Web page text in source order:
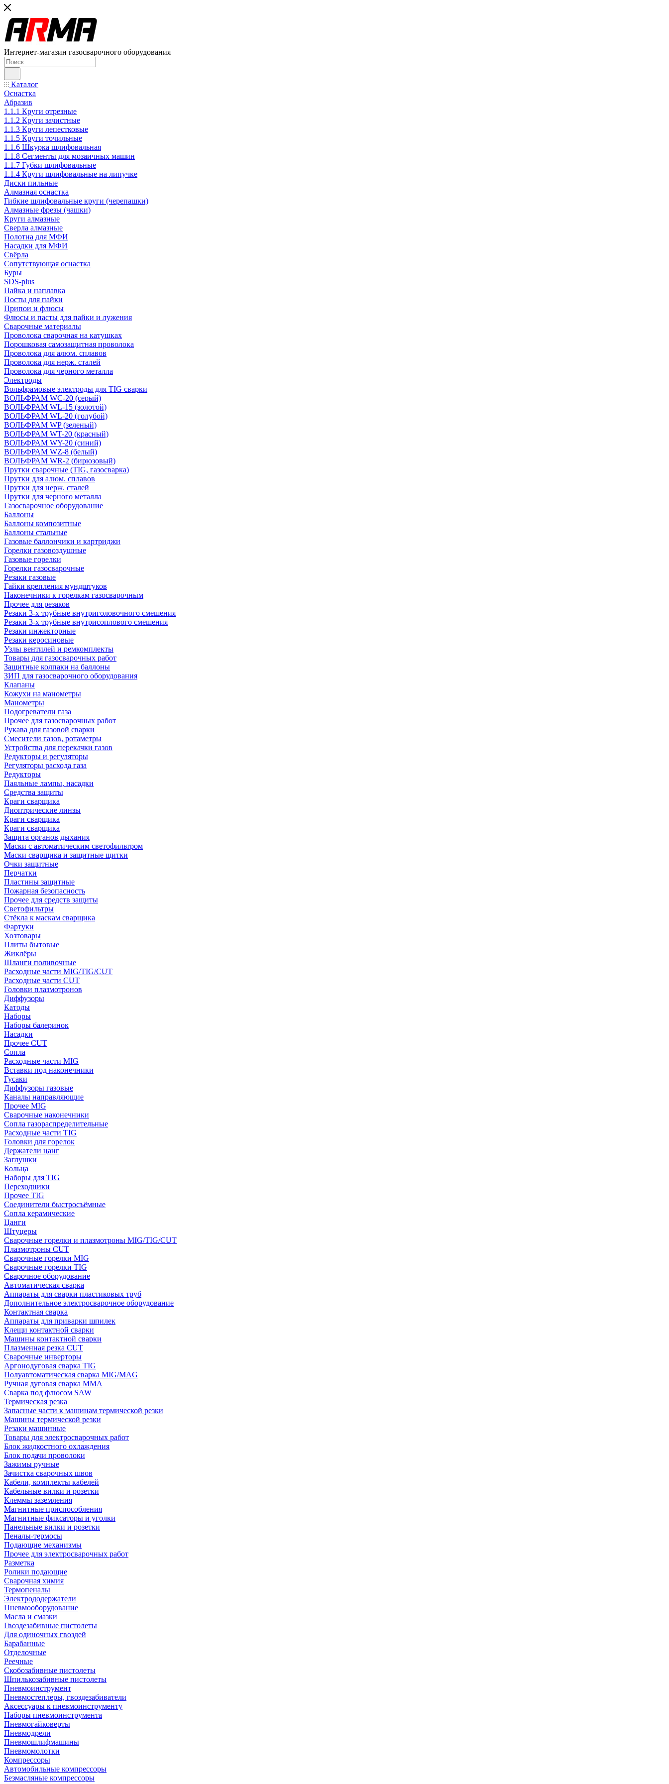
Интернет-магазин газосварочного оборудования
Каталог
Оснастка
Абразив
1.1.1 Круги отрезные
1.1.2 Круги зачистные
1.1.3 Круги лепестковые
1.1.5 Круги точильные
1.1.6 Шкурка шлифовальная
1.1.8 Сегменты для мозаичных машин
1.1.7 Губки шлифовальные
1.1.4 Круги шлифовальные на липучке
Диски пильные
Алмазная оснастка
Гибкие шлифовальные круги (черепашки)
Алмазные фрезы (чашки)
Круги алмазные
Сверла алмазные
Полотна для МФИ
Насадки для МФИ
Свёрла
Сопутствующая оснастка
Буры
SDS-plus
Пайка и наплавка
Посты для пайки
Припои и флюсы
Флюсы и пасты для пайки и лужения
Сварочные материалы
Проволока сварочная на катушках
Порошковая самозащитная проволока
Проволока для алюм. сплавов
Проволока для нерж. сталей
Проволока для черного металла
Электроды
Вольфрамовые электроды для TIG сварки
ВОЛЬФРАМ WC-20 (серый)
ВОЛЬФРАМ WL-15 (золотой)
ВОЛЬФРАМ WL-20 (голубой)
ВОЛЬФРАМ WP (зеленый)
ВОЛЬФРАМ WT-20 (красный)
ВОЛЬФРАМ WY-20 (синий)
ВОЛЬФРАМ WZ-8 (белый)
ВОЛЬФРАМ WR-2 (бирюзовый)
Прутки сварочные (TIG, газосварка)
Прутки для алюм. сплавов
Прутки для нерж. сталей
Прутки для черного металла
Газосварочное оборудование
Баллоны
Баллоны композитные
Баллоны стальные
Газовые баллончики и картриджи
Горелки газовоздушные
Газовые горелки
Горелки газосварочные
Резаки газовые
Гайки крепления мундштуков
Наконечники к горелкам газосварочным
Прочее для резаков
Резаки 3-х трубные внутриголовочного смешения
Резаки 3-х трубные внутрисоплового смешения
Резаки инжекторные
Резаки керосиновые
Узлы вентилей и ремкомплекты
Товары для газосварочных работ
Защитные колпаки на баллоны
ЗИП для газосварочного оборудования
Клапаны
Кожухи на манометры
Манометры
Подогреватели газа
Прочее для газосварочных работ
Рукава для газовой сварки
Смесители газов, ротаметры
Устройства для перекачки газов
Редукторы и регуляторы
Регуляторы расхода газа
Редукторы
Паяльные лампы, насадки
Средства защиты
Краги сварщика
Диоптрические линзы
Краги сварщика
Краги сварщика
Защита органов дыхания
Маски с автоматическим светофильтром
Маски сварщика и защитные щитки
Очки защитные
Перчатки
Пластины защитные
Пожарная безопасность
Прочее для средств защиты
Светофильтры
Стёкла к маскам сварщика
Фартуки
Хозтовары
Плиты бытовые
Жиклёры
Шланги поливочные
Расходные части MIG/TIG/CUT
Расходные части CUT
Головки плазмотронов
Диффузоры
Катоды
Наборы
Наборы балеринок
Насадки
Прочее CUT
Сопла
Расходные части MIG
Вставки под наконечники
Гусаки
Диффузоры газовые
Каналы направляющие
Прочее MIG
Сварочные наконечники
Сопла газораспределительные
Расходные части TIG
Головки для горелок
Держатели цанг
Заглушки
Кольца
Наборы для TIG
Переходники
Прочее TIG
Соединители быстросъёмные
Сопла керамические
Цанги
Штуцеры
Сварочные горелки и плазмотроны MIG/TIG/CUT
Плазмотроны CUT
Сварочные горелки MIG
Сварочные горелки TIG
Сварочное оборудование
Автоматическая сварка
Аппараты для сварки пластиковых труб
Дополнительное электросварочное оборудование
Контактная сварка
Аппараты для приварки шпилек
Клещи контактной сварки
Машины контактной сварки
Плазменная резка CUT
Сварочные инверторы
Аргонодуговая сварка TIG
Полуавтоматическая сварка MIG/MAG
Ручная дуговая сварка MMA
Сварка под флюсом SAW
Термическая резка
Запасные части к машинам термической резки
Машины термической резки
Резаки машинные
Товары для электросварочных работ
Блок жидкостного охлаждения
Блок подачи проволоки
Зажимы ручные
Зачистка сварочных швов
Кабели, комплекты кабелей
Кабельные вилки и розетки
Клеммы заземления
Магнитные приспособления
Магнитные фиксаторы и уголки
Панельные вилки и розетки
Пеналы-термосы
Подающие механизмы
Прочее для электросварочных работ
Разметка
Ролики подающие
Сварочная химия
Термопеналы
Электрододержатели
Пневмооборудование
Масла и смазки
Гвоздезабивные пистолеты
Для одиночных гвоздей
Барабанные
Отделочные
Реечные
Скобозабивные пистолеты
Шпилькозабивные пистолеты
Пневмоинструмент
Пневмостеплеры, гвоздезабиватели
Аксессуары к пневмоинструменту
Наборы пневмоинструмента
Пневмогайковерты
Пневмодрели
Пневмошлифмашины
Пневмомолотки
Компрессоры
Автомобильные компрессоры
Безмасляные компрессоры